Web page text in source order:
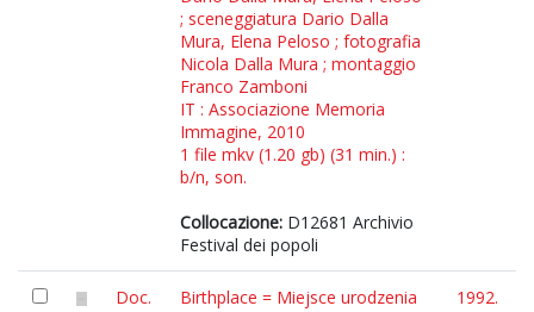
; sceneggiatura Dario Dalla
Mura, Elena Peloso ; fotografia
Nicola Dalla Mura ; montaggio
Franco Zamboni
IT : Associazione Memoria
Immagine, 2010
1 file mkv (1.20 gb) (31 min.) :
b/n, son.
Collocazione: D12681 Archivio
Festival dei popoli
Doc.
Birthplace = Miejsce urodzenia
1992.